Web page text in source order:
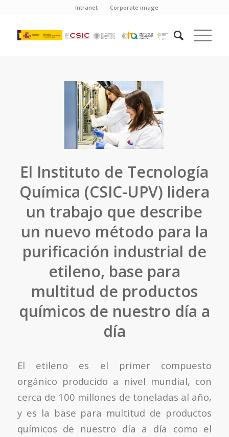
Intranet Corporate image
El Instituto de Tecnología
Química (CSIC-UPV) lidera
un trabajo que describe
un nuevo método para la
purificación industrial de
etileno, base para
multitud de productos
químicos de nuestro día a
día
El etileno es el primer compuesto
orgánico producido a nivel mundial, con
cerca de 100 millones de toneladas al año,
y es la base para multitud de productos
químicos de nuestro día a día como el